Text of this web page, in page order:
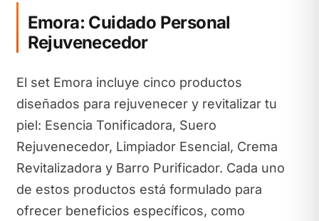
Emora: Cuidado Personal
Rejuvenecedor
El set Emora incluye cinco productos
diseñados para rejuvenecer y revitalizar tu
piel: Esencia Tonificadora, Suero
Rejuvenecedor, Limpiador Esencial, Crema
Revitalizadora y Barro Purificador. Cada uno
de estos productos está formulado para
ofrecer beneficios específicos, como